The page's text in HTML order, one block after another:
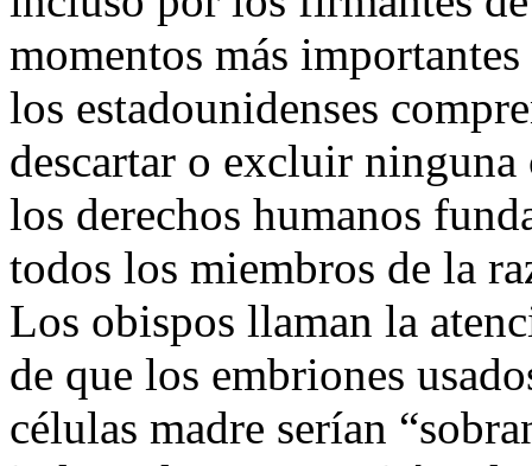
momentos más
los estadounidenses
descartar o excluir ninguna
los derechos humanos
todos los miembros de la
Los obispos llaman la
de que los embriones
células madre serían